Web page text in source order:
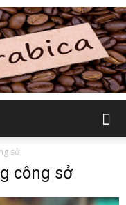
sở
công sở